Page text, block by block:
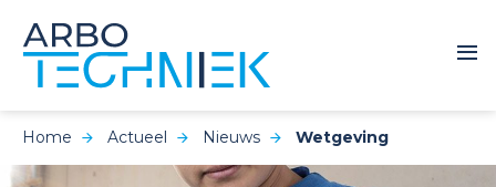
Home Actueel Nieuws Wetgeving